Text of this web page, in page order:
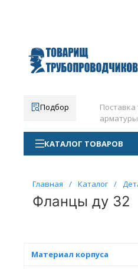
Подбор
арматуры
КАТАЛОГ ТОВАРОВ
Главная / Каталог /
Фланцы ду 32
Материал корпуса